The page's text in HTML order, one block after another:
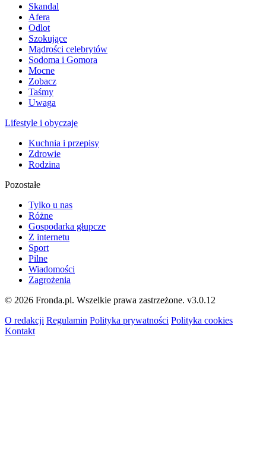
Skandal
Afera
Odlot
Szokujące
Mądrości celebrytów
Sodoma i Gomora
Mocne
Zobacz
Taśmy
Uwaga
Lifestyle i obyczaje
Kuchnia i przepisy
Zdrowie
Rodzina
Pozostałe
Tylko u nas
Różne
Gospodarka głupcze
Z internetu
Sport
Pilne
Wiadomości
Zagrożenia
© 2026 Fronda.pl. Wszelkie prawa zastrzeżone. v3.0.12
O redakcji Regulamin Polityka prywatności Polityka cookies
Kontakt